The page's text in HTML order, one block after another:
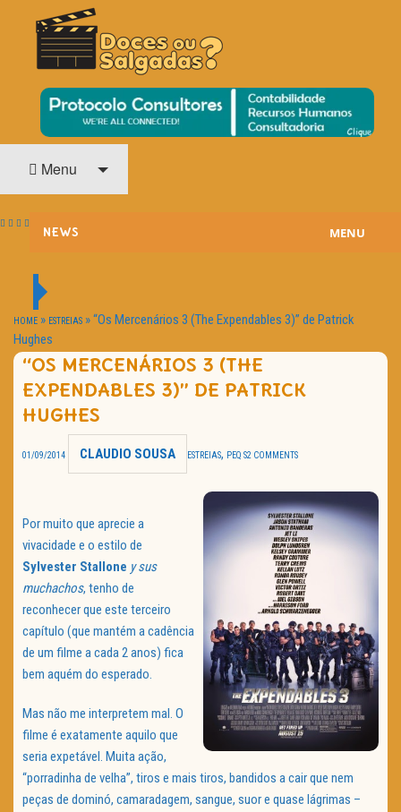
DOCES OU SALGADAS?
O Cinema? Uma Paixão!!
Menu
NEWS
PASSATEMPOS
HOME CINEMA
NOTA PESSOAL
MENU
HOME » ESTREIAS »“Os Mercenários 3 (The Expendables 3)” de Patrick
Hughes
“OS MERCENÁRIOS 3 (THE
EXPENDABLES 3)” DE PATRICK
HUGHES
01/09/2014 CLAUDIO SOUSA ESTREIAS, PEQ S2 COMMENTS
Por muito que aprecie a
vivacidade e o estilo de
Sylvester Stallone y sus
muchachos, tenho de
reconhecer que este terceiro
capítulo (que mantém a cadência
de um filme a cada 2 anos) fica
bem aquém do esperado.
Mas não me interpretem mal. O
filme é exatamente aquilo que
seria expetável. Muita ação,
“porradinha de velha”, tiros e mais tiros, bandidos a cair que nem
peças de dominó, camaradagem, sangue, suor e quase lágrimas –